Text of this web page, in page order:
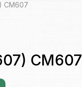
CM607
CM607